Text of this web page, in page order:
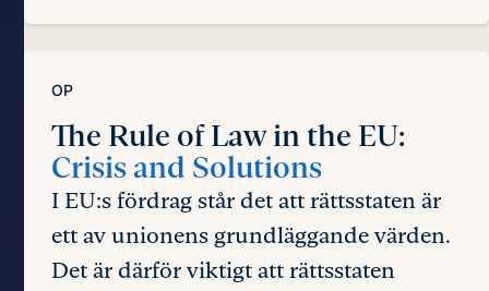
OP
The Rule of Law in the EU:
Crisis and Solutions
I EU:s fördrag står det att rättsstaten är
ett av unionens grundläggande värden.
Det är därför viktigt att rättsstaten